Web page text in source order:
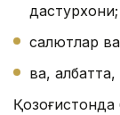
дастурхони;
салютлар
ва, албатта,